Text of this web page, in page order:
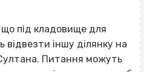
під кладовище для
іншу ділянку на
Питання можуть